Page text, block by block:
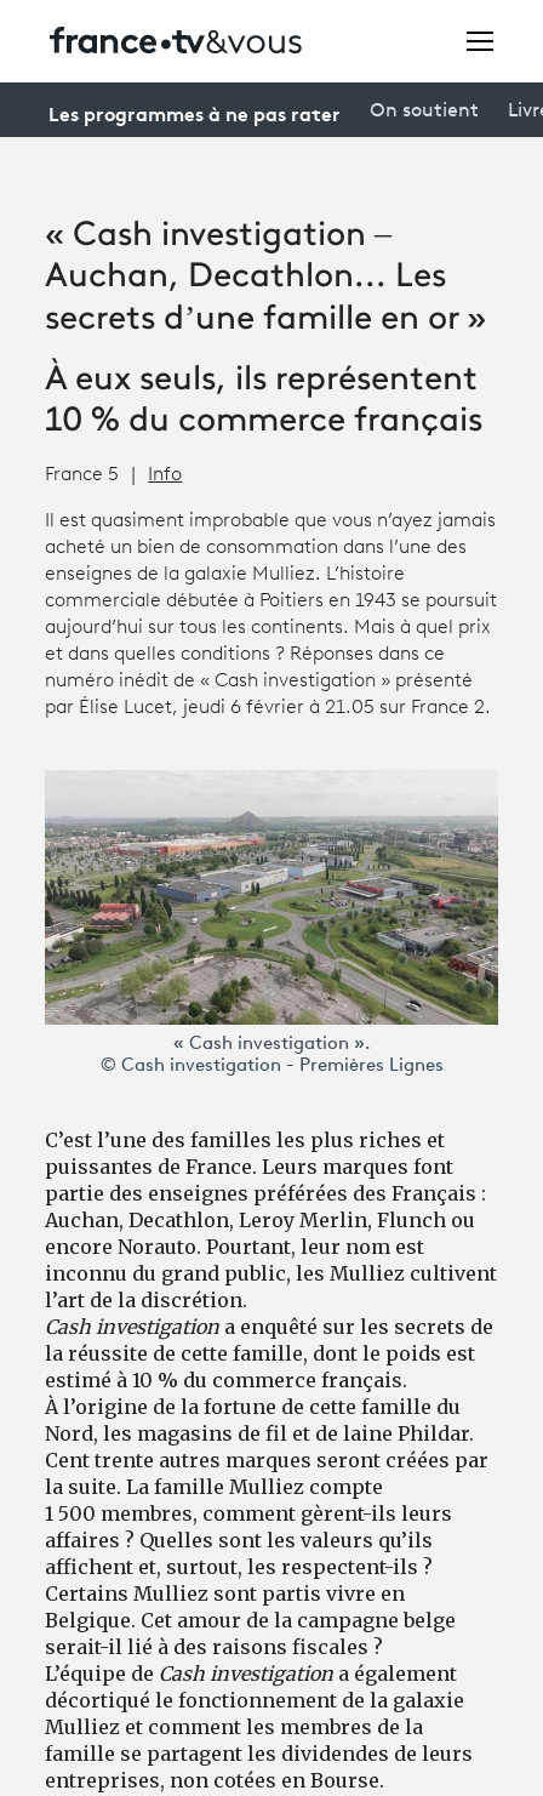
connexion
Avantages fidélité
Creators
Participer et assister à une émission
À votre écoute
Productions et innovation
Programme tv
Les programmes à ne pas rater On soutient
« Cash investigation –
Auchan, Decathlon... Les
secrets d’une famille en or »
À eux seuls, ils représentent
10 % du commerce français
France 5 Info
Il est quasiment improbable que vous n’ayez jamais
acheté un bien de consommation dans l’une des
enseignes de la galaxie Mulliez. L’histoire
commerciale débutée à Poitiers en 1943 se poursuit
aujourd’hui sur tous les continents. Mais à quel prix
et dans quelles conditions ? Réponses dans ce
numéro inédit de « Cash investigation » présenté
par Élise Lucet, jeudi 6 février à 21.05 sur France 2.
« Cash investigation ».
© Cash investigation - Premières Lignes
C’est l’une des familles les plus riches et
puissantes de France. Leurs marques font
partie des enseignes préférées des Français :
Auchan, Decathlon, Leroy Merlin, Flunch ou
encore Norauto. Pourtant, leur nom est
inconnu du grand public, les Mulliez cultivent
l’art de la discrétion.
Cash investigation a enquêté sur les secrets de
la réussite de cette famille, dont le poids est
estimé à 10 % du commerce français.
À l’origine de la fortune de cette famille du
Nord, les magasins de fil et de laine Phildar.
Cent trente autres marques seront créées par
la suite. La famille Mulliez compte
1 500 membres, comment gèrent-ils leurs
affaires ? Quelles sont les valeurs qu’ils
affichent et, surtout, les respectent-ils ?
Certains Mulliez sont partis vivre en
Belgique. Cet amour de la campagne belge
serait-il lié à des raisons fiscales ?
L’équipe de Cash investigation a également
décortiqué le fonctionnement de la galaxie
Mulliez et comment les membres de la
famille se partagent les dividendes de leurs
entreprises, non cotées en Bourse.